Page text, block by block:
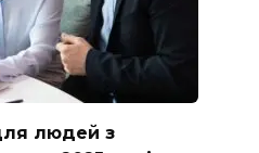
людей з